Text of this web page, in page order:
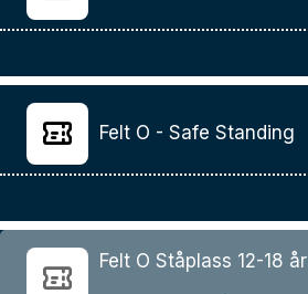
Felt O - Safe Standing
Felt O Ståplass 12-18 år